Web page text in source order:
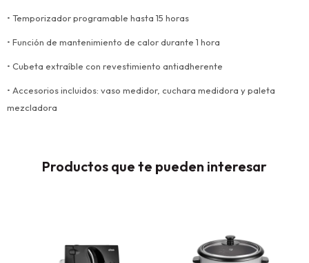
• Temporizador programable hasta 15 horas
• Función de mantenimiento de calor durante 1 hora
• Cubeta extraíble con revestimiento antiadherente
• Accesorios incluidos: vaso medidor, cuchara medidora y paleta
mezcladora
Productos que te pueden interesar